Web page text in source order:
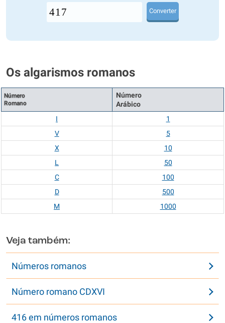
Converter
Os algarismos romanos
Número
Romano
Número
Arábico
I
1
V
5
X
10
L
50
C
100
D
500
M
1000
Veja também:
Números romanos
Número romano CDXVI
416 em números romanos